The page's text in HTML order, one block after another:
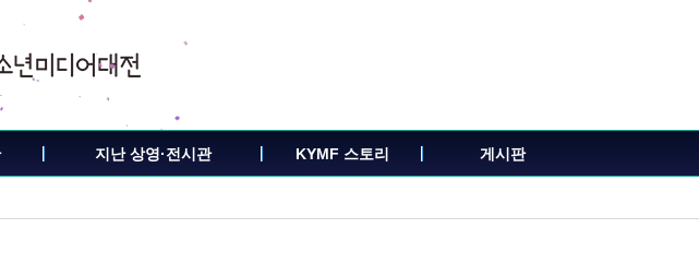
지난 상영·전시관 KYMF 스토리 게시판